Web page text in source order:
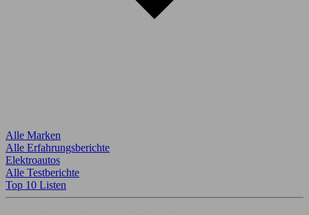
Alle Marken
Alle Erfahrungsberichte
Elektroautos
Alle Testberichte
Top 10 Listen